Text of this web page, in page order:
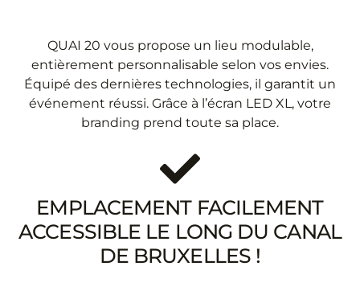
QUAI 20 vous propose un lieu modulable,
entièrement personnalisable selon vos envies.
Équipé des dernières technologies, il garantit un
événement réussi. Grâce à l’écran LED XL, votre
branding prend toute sa place.
EMPLACEMENT FACILEMENT
ACCESSIBLE LE LONG DU CANAL
DE BRUXELLES !